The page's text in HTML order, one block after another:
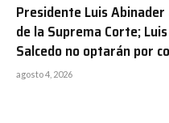
Presidente Luis
de la Suprema Corte;
Salcedo no optarán por
agosto 4, 2026